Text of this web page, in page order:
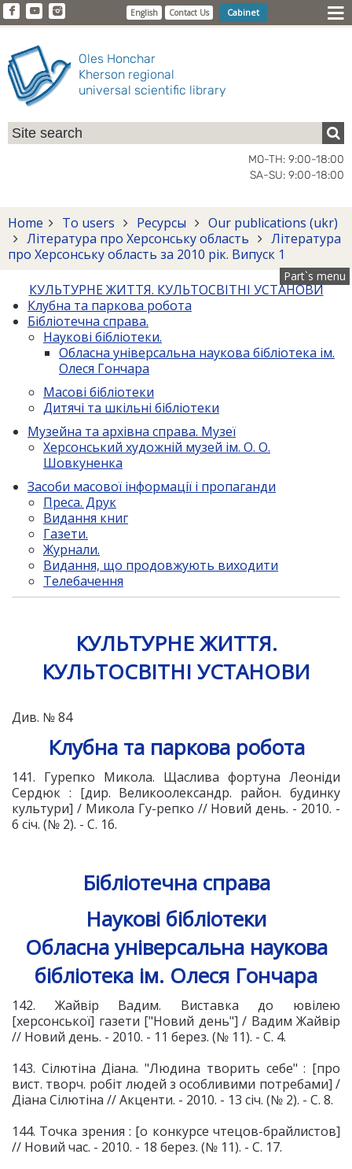
English Contact Us Cabinet
Oles Honchar
Kherson regional
universal scientific library
MO-TH: 9:00-18:00
SA-SU: 9:00-18:00
Home To users Ресурсы
Our publications (ukr)
Література про Херсонську область
Література
про Херсонську область за 2010 рік. Випуск 1
Part`s menu
КУЛЬТУРНЕ ЖИТТЯ. КУЛЬТОСВІТНІ УСТАНОВИ
Клубна та паркова робота
Бібліотечна справа.
Наукові бібліотеки.
Обласна універсальна наукова бібліотека ім.
Олеся Гончара
Масові бібліотеки
Дитячі та шкільні бібліотеки
Музейна та архівна справа. Музеї
Херсонський художній музей ім. О. О.
Шовкуненка
Засоби масової інформації і пропаганди
Преса. Друк
Видання книг
Газети.
Журнали.
Видання, що продовжують виходити
Телебачення
КУЛЬТУРНЕ ЖИТТЯ.
КУЛЬТОСВІТНІ УСТАНОВИ
Див. № 84
Клубна та паркова робота
141. Гурепко Микола. Щаслива фортуна Леоніди
Сердюк : [дир. Великоолександр. район. будинку
культури] / Микола Гу-репко // Новий день. - 2010. -
6 січ. (№ 2). - С. 16.
Бібліотечна справа
Наукові бібліотеки
Обласна універсальна наукова
бібліотека ім. Олеся Гончара
142. Жайвір Вадим. Виставка до ювілею
[херсонської] газети ["Новий день"] / Вадим Жайвір
// Новий день. - 2010. - 11 берез. (№ 11). - С. 4.
143. Сілютіна Діана. "Людина творить себе" : [про
вист. творч. робіт людей з особливими потребами] /
Діана Сілютіна // Акценти. - 2010. - 13 січ. (№ 2). - С. 8.
144. Точка зрения : [о конкурсе чтецов-брайлистов]
// Новий час. - 2010. - 18 берез. (№ 11). - С. 17.